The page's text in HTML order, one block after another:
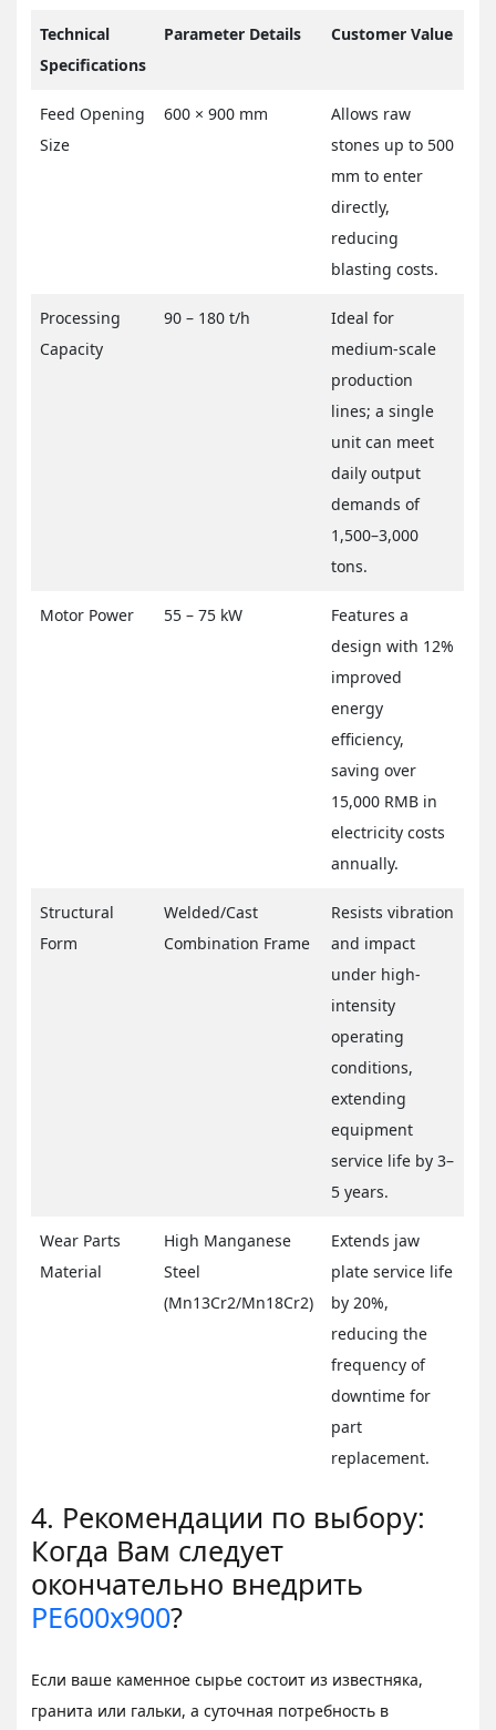
Technical
Specifications
Parameter Details Customer Value
Feed Opening
Size
600 × 900 mm
Allows raw
stones up to 500
mm to enter
directly,
reducing
blasting costs.
Processing
Capacity
90 – 180 t/h
Ideal for
medium-scale
production
lines; a single
unit can meet
daily output
demands of
1,500–3,000
tons.
Motor Power 55 – 75 kW
Features a
design with 12%
improved
energy
efficiency,
saving over
15,000 RMB in
electricity costs
annually.
Structural
Form
Welded/Cast
Combination Frame
Resists vibration
and impact
under high-
intensity
operating
conditions,
extending
equipment
service life by 3–
5 years.
Wear Parts
Material
High Manganese
Steel
(Mn13Cr2/Mn18Cr2)
Extends jaw
plate service life
by 20%,
reducing the
frequency of
downtime for
part
replacement.
4. Рекомендации по выбору:
Когда Вам следует
окончательно внедрить
PE600x900?
Если ваше каменное сырье состоит из известняка,
гранита или гальки, а суточная потребность в